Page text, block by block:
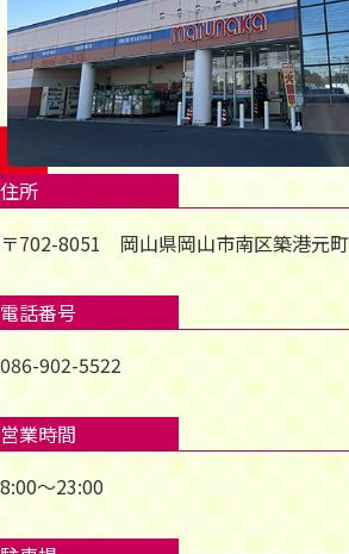
住所
〒702-8051 岡山県岡山市南区築港元
電話番号
086-902-5522
営業時間
8:00～23:00